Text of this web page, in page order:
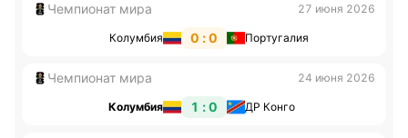
Чемпионат мира 27 июня 2026
Колумбия 0 : 0 Португалия
Чемпионат мира 24 июня 2026
Колумбия 1 : 0 ДР Конго